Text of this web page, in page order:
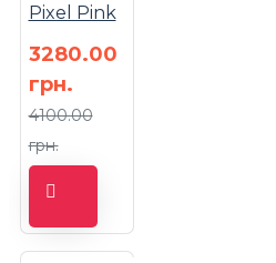
Pixel Pink
3280.00
грн.
4100.00
грн.